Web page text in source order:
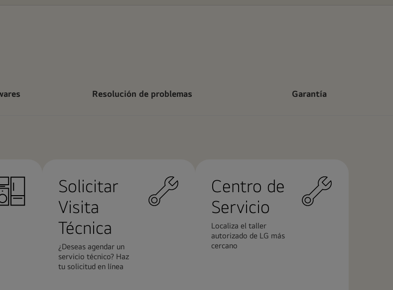
Resolución de problemas Garantía
Solicitar
Visita
Técnica
¿Deseas agendar un
servicio técnico? Haz
tu solicitud en línea
Centro de
Servicio
Localiza el taller
autorizado de LG más
cercano